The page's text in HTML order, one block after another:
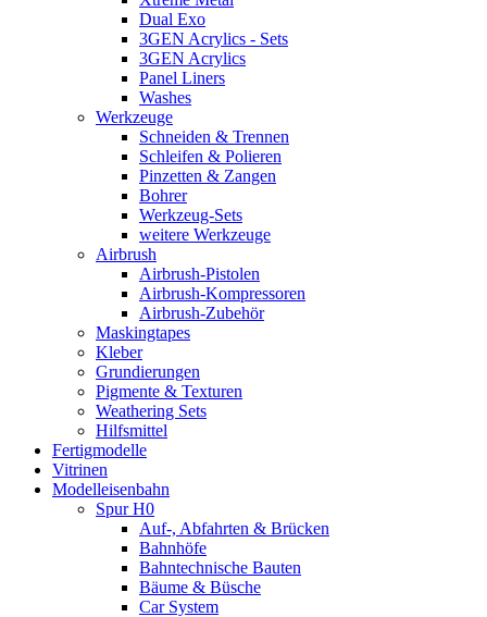
Dual Exo
3GEN Acrylics - Sets
3GEN Acrylics
Panel Liners
Washes
Werkzeuge
Schneiden & Trennen
Schleifen & Polieren
Pinzetten & Zangen
Bohrer
Werkzeug-Sets
weitere Werkzeuge
Airbrush
Airbrush-Pistolen
Airbrush-Kompressoren
Airbrush-Zubehör
Maskingtapes
Kleber
Grundierungen
Pigmente & Texturen
Weathering Sets
Hilfsmittel
Fertigmodelle
Vitrinen
Modelleisenbahn
Spur H0
Auf-, Abfahrten & Brücken
Bahnhöfe
Bahntechnische Bauten
Bäume & Büsche
Car System